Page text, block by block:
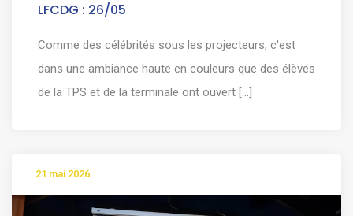
LFCDG : 26/05
Comme des célébrités sous les projecteurs, c'est
dans une ambiance haute en couleurs que des élèves
de la TPS et de la terminale ont ouvert [...]
21 mai 2026